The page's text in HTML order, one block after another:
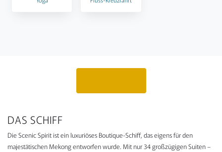
DAS SCHIFF
Die Scenic Spirit ist ein luxuriöses Boutique-Schiff, das eigens für den
majestätischen Mekong entworfen wurde. Mit nur 34 großzügigen Suiten –